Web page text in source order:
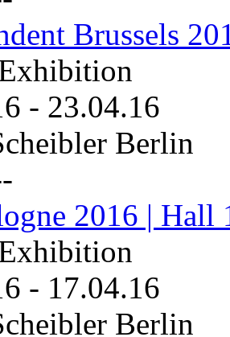
Brussels
- 23.04.16
Berlin
2016 | Hall
- 17.04.16
Berlin